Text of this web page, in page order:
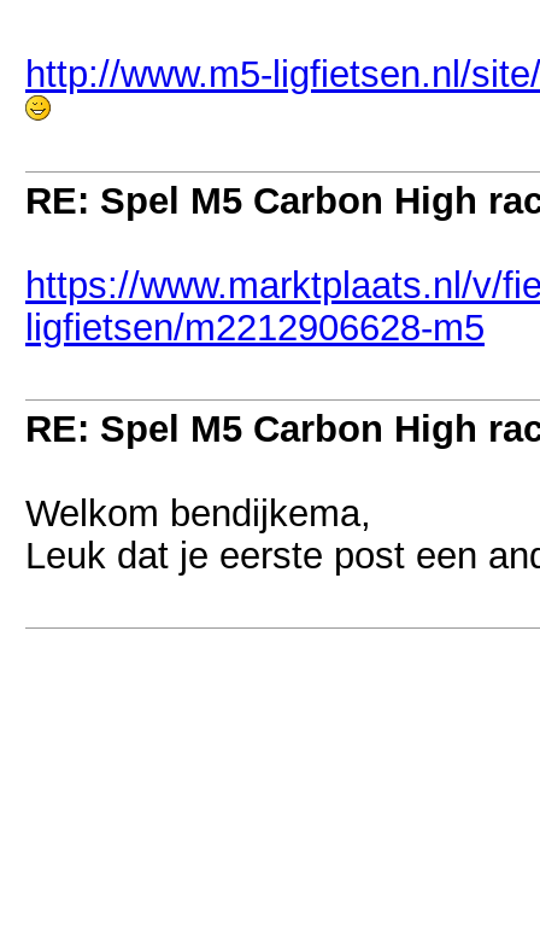
http://www.m5-ligfietsen.nl/
RE: Spel M5 Carbon High
https://www.marktplaats.nl/v/
ligfietsen/m2212906628-m5
RE: Spel M5 Carbon High
Welkom bendijkema,
Leuk dat je eerste post een